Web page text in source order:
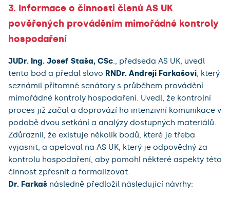
3. Informace o činnosti členů AS UK
pověřených prováděním mimořádné kontroly
hospodaření
JUDr. Ing. Josef Staša, CSc., předseda AS UK, uvedl
tento bod a předal slovo RNDr. Andreji Farkašovi, který
seznámil přítomné senátory s průběhem provádění
mimořádné kontroly hospodaření. Uvedl, že kontrolní
proces již začal a doprovází ho intenzivní komunikace v
podobě dvou setkání a analýzy dostupných materiálů.
Zdůraznil, že existuje několik bodů, které je třeba
vyjasnit, a apeloval na AS UK, který je odpovědný za
kontrolu hospodaření, aby pomohl některé aspekty této
činnost zpřesnit a formalizovat.
Dr. Farkaš následně předložil následující návrhy: